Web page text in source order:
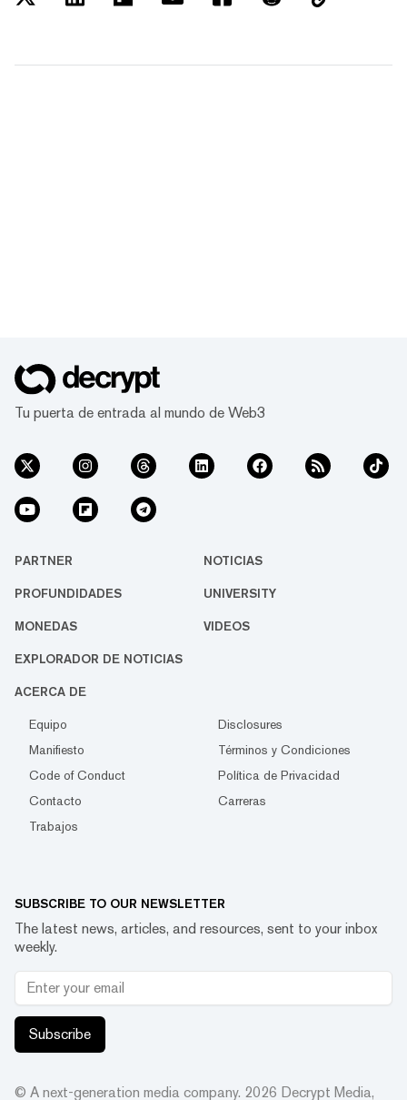
Tu puerta de entrada al mundo de Web3
PARTNER NOTICIAS
PROFUNDIDADES UNIVERSITY
MONEDAS VIDEOS
EXPLORADOR DE NOTICIAS
ACERCA DE
Equipo
Disclosures
Manifiesto
Términos y Condiciones
Code of Conduct
Política de Privacidad
Contacto
Carreras
Trabajos
SUBSCRIBE TO OUR NEWSLETTER
The latest news, articles, and resources, sent to your inbox
weekly.
Subscribe
© A next-generation media company. 2026 Decrypt Media,